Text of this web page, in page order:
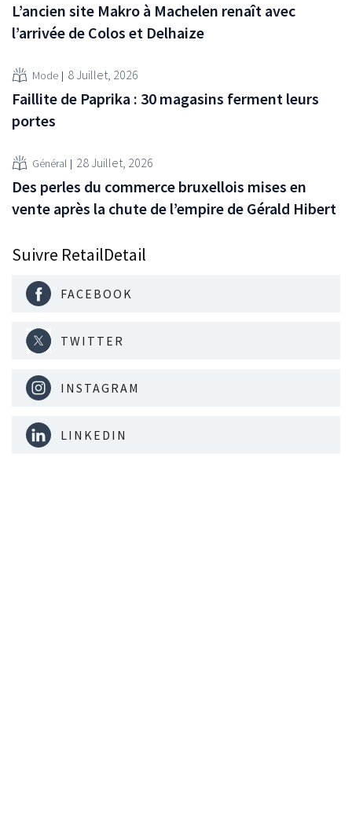
L’ancien site Makro à Machelen renaît avec
l’arrivée de Colos et Delhaize
Mode 8 Juillet, 2026
Faillite de Paprika : 30 magasins ferment leurs
portes
Général 28 Juillet, 2026
Des perles du commerce bruxellois mises en
vente après la chute de l’empire de Gérald Hibert
Suivre RetailDetail
FACEBOOK
TWITTER
INSTAGRAM
LINKEDIN